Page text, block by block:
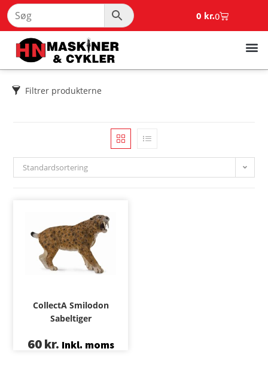
0 kr.0
Filtrer produkterne
Standardsortering
CollectA Smilodon
Sabeltiger
60kr. Inkl. moms